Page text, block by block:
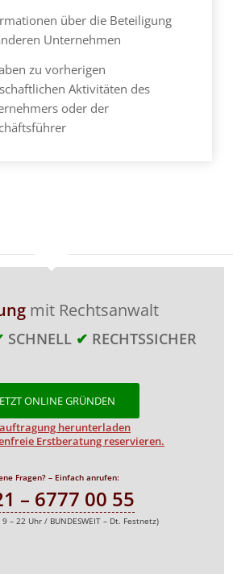
über die Beteiligung
Unternehmen
zu vorherigen
Aktivitäten des
oder der
mit Rechtsanwalt
SCHNELL ✔ RECHTSSICHER
ONLINE GRÜNDEN
herunterladen
Erstberatung reservieren.
Fragen? – Einfach anrufen:
– 6777 00 55
– 22 Uhr / BUNDESWEIT – Dt. Festnetz)